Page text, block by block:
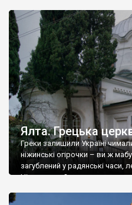
Ялта. Грецька
Греки залишили Україні
ніжинські огірочки – ви ж
загублений у радянські часи,
Ніжин греки?